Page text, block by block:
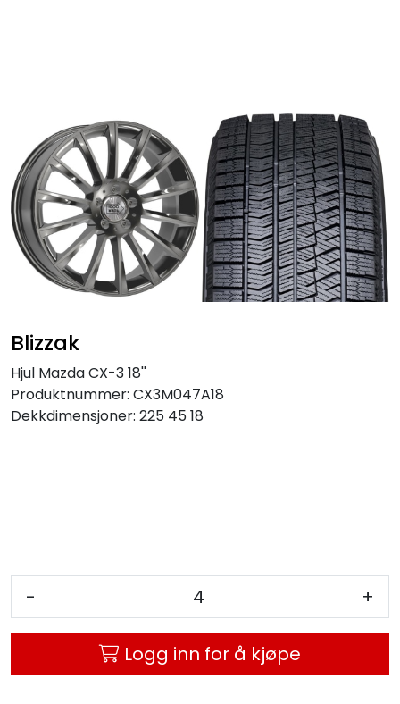
Blizzak
Hjul Mazda CX-3 18''
Produktnummer: CX3M047A18
Dekkdimensjoner: 225 45 18
- +
Logg inn for å kjøpe
Hjulpakker
Felger
Lastebil
Buss
Anlegg
MC